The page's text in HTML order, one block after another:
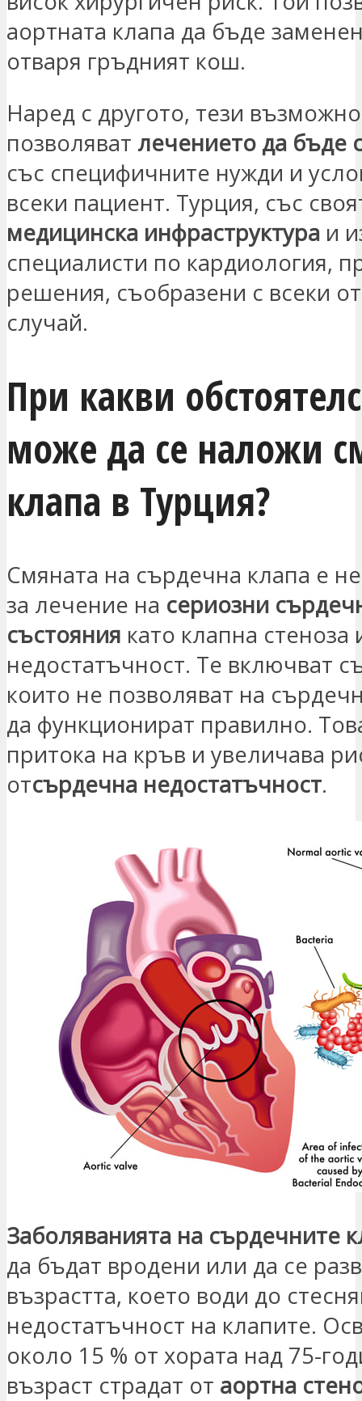
аортната клапа да бъде
отваря гръдният кош.
Наред с другото, тези
позволяват лечението да бъде
със специфичните нужди и
всеки пациент. Турция, със
медицинска инфраструктура и
специалисти по кардиология,
решения, съобразени с всеки
случай.
При какви
може да се наложи
клапа в Турция?
Смяната на сърдечна клапа е
за лечение на сериозни
състояния като клапна стеноза
недостатъчност. Те включват
които не позволяват на
да функционират правилно.
притока на кръв и увеличава
отсърдечна недостатъчност.
Заболяванията на сърдечните
да бъдат вродени или да се
възрастта, което води до
недостатъчност на клапите.
около 15 % от хората над 75-
възраст страдат от аортна